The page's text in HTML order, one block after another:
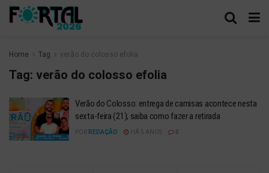
Home Tag verão do colosso efolia
Tag: verão do colosso efolia
Verão do Colosso: entrega de camisas acontece nesta
sexta-feira (21); saiba como fazer a retirada
POR REDAÇÃO HÁ 5 ANOS